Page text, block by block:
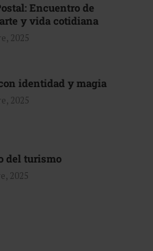
Encuentro de
y vida cotidiana
2025
identidad y magia
2025
del turismo
2025